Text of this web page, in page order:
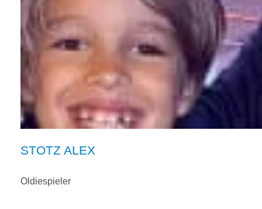
STOTZ ALEX
Oldiespieler